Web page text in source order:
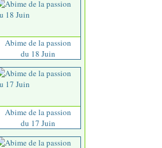
Abime de la passion
du 18 Juin
Abime de la passion
du 17 Juin